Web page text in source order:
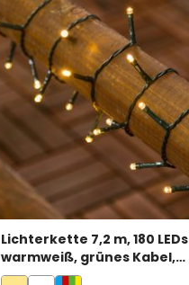
Lichterkette 7,2 m, 180 LEDs
warmweiß, grünes Kabel,
batteriebetrieben